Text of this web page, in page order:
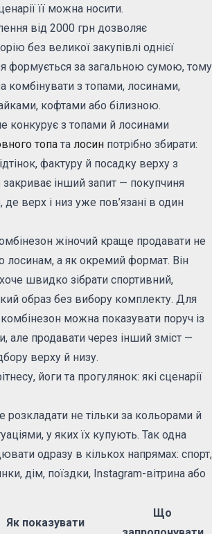
її можна носити.
від 2000 грн дозволяє
без великої закупівлі однієї
формується за загальною сумою, тому
комбінувати з топами, лосинами,
кофтами або білизною.
конкурує з топами й лосинами
топа та лосин потрібно збирати:
фактуру й посадку верху з
інший запит — покупчиня
де верх і низ уже пов’язані в один
жіночий краще продавати не
лосинам, а як окремий формат. Він
швидко зібрати спортивний,
образ без вибору комплекту. Для
можна показувати поруч із
але продавати через інший зміст —
верху й низу.
йоги та прогулянок: які сценарії
розкладати не тільки за кольорами й
у яких їх купують. Так одна
одразу в кількох напрямах: спорт,
дім, поїздки, Instagram-вітрина або
Як показувати
Що